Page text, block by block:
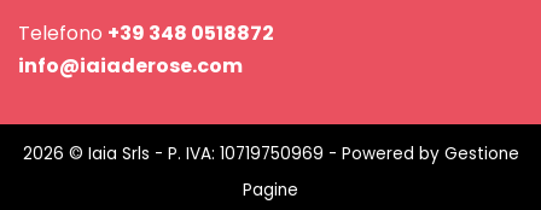
Telefono +39 348 0518872
info@iaiaderose.com
2026 © Iaia Srls - P. IVA: 10719750969 - Powered by Gestione
Pagine